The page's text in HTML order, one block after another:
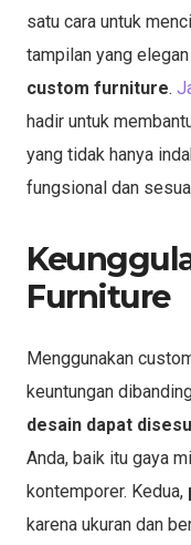
satu cara untuk
tampilan yang
custom furniture.
hadir untuk
yang tidak hanya
fungsional dan
Furniture
Menggunakan
keuntungan
desain dapat
Anda, baik itu gaya
kontemporer. Kedua,
karena ukuran dan